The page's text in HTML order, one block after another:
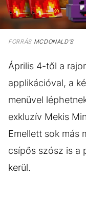
FORRÁSMCDONALD'S
Április 4-től a
applikációval, a
menüvel
exkluzív Mekis
Emellett sok más
csípős szósz is a
kerül.